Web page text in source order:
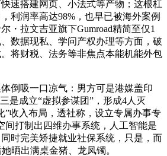
速搭建网页、小法式等产物；这根杠
利润率高达98%，也早已被海外案例
・拉文吉亚旗下Gumroad精简至仅1
数据现私、学问产权办理等方面，破
将财税、法务等非焦点本能机能外包
吸一口凉气：男方可是港媒盖印
是成立“虚拟参谋团”，形成4人灭
”收入布局，透社称，设立专属办事专
间打制出四维办事系统，人工智能是
时完美矫捷就业社保系统，只是，而
晒出满桌金猪、龙凤镯。